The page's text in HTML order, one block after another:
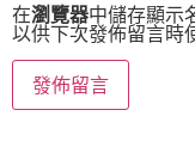
在瀏覽器中儲存顯示
以供下次發佈留言時